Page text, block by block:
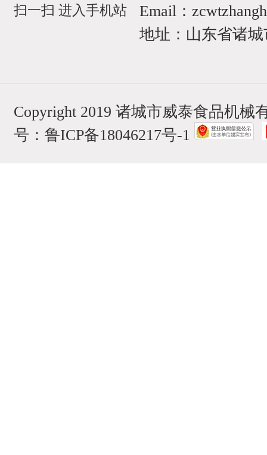
扫一扫 进入手机站
Email：
地址：山东省诸
Copyright 2019 诸城市威泰食品机
号： 鲁ICP备18046217号-1